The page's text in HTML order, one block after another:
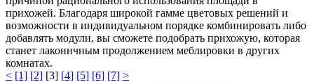
прихожей. Благодаря широкой гамме цветовых решений и
возможности в индивидуальном порядке комбинировать либо
добавлять модули, вы сможете подобрать прихожую, которая
станет лаконичным продолжением меблировки в других
комнатах.
< [1] [2] [3] [4] [5] [6] [7] >